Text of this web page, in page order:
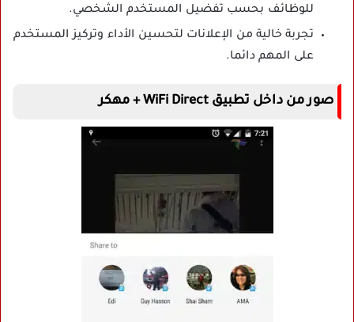
للوظائف بحسب تفضيل المستخدم الشخصي.
تجربة خالية من الإعلانات لتحسين الأداء وتركيز المستخدم
على المهم دائما.
صور من داخل تطبيق WiFi Direct + مهكر